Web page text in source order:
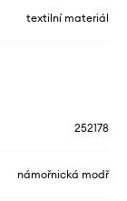
textilní materiál
252178
námořnická modř